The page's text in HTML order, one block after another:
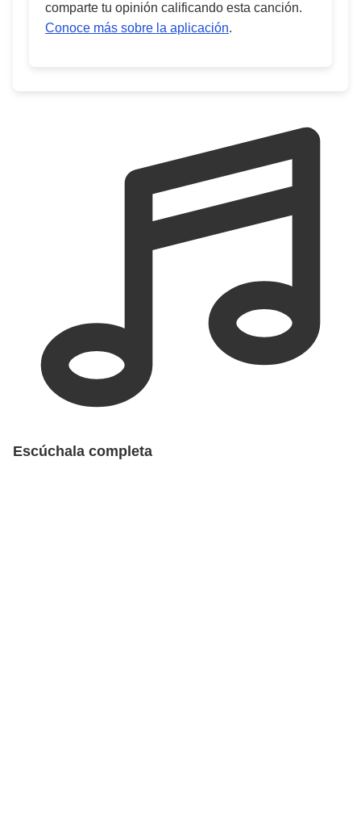
comparte tu opinión calificando esta canción.
Conoce más sobre la aplicación.
Escúchala completa